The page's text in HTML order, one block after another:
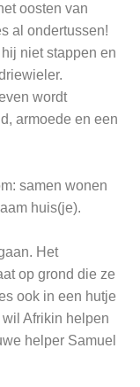
oosten van
al ondertussen!
niet stappen en
wordt
armoede en een
samen wonen
huis(je).
Het
op grond die ze
ook in een hutje
Afrikin helpen
helper Samuel